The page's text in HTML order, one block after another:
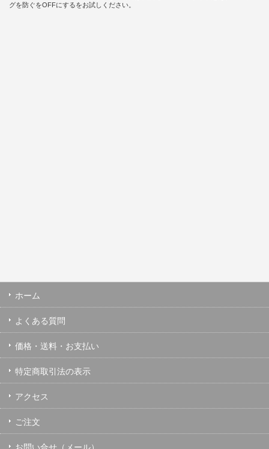
グを防ぐをOFFにするをお試しください。
ホーム
よくある質問
価格・送料・お支払い
特定商取引法の表示
アクセス
ご注文
お問い合せ（メール）